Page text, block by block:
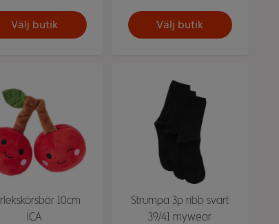
Välj butik Välj butik
10cm
ICA
Strumpa 3p ribb svart
39/41 mywear